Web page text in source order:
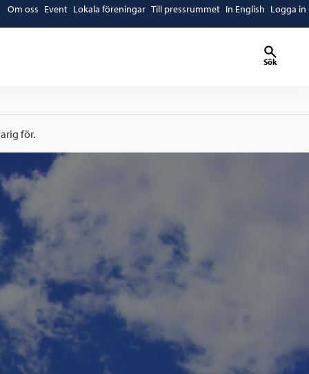
Om oss Event Lokala föreningar Till pressrummet In English Logga in
Sök
för.